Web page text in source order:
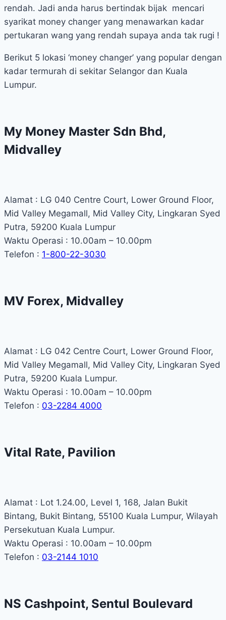
rendah. Jadi anda harus bertindak bijak mencari
syarikat money changer yang menawarkan kadar
pertukaran wang yang rendah supaya anda tak rugi !
Berikut 5 lokasi ‘money changer’ yang popular dengan
kadar termurah di sekitar Selangor dan Kuala
Lumpur.
My Money Master Sdn Bhd,
Midvalley
Alamat : LG 040 Centre Court, Lower Ground Floor,
Mid Valley Megamall, Mid Valley City, Lingkaran Syed
Putra, 59200 Kuala Lumpur
Waktu Operasi : 10.00am – 10.00pm
Telefon : 1-800-22-3030
MV Forex, Midvalley
Alamat : LG 042 Centre Court, Lower Ground Floor,
Mid Valley Megamall, Mid Valley City, Lingkaran Syed
Putra, 59200 Kuala Lumpur.
Waktu Operasi : 10.00am – 10.00pm
Telefon : 03-2284 4000
Vital Rate, Pavilion
Alamat : Lot 1.24.00, Level 1, 168, Jalan Bukit
Bintang, Bukit Bintang, 55100 Kuala Lumpur, Wilayah
Persekutuan Kuala Lumpur.
Waktu Operasi : 10.00am – 10.00pm
Telefon : 03-2144 1010
NS Cashpoint, Sentul Boulevard